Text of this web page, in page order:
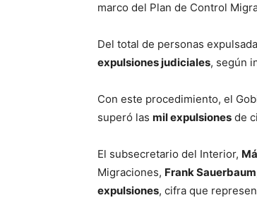
marco del Plan de Control
Del total de personas
expulsiones judiciales, según
Con este procedimiento, el
superó las mil expulsiones de
El subsecretario del Interior,
Migraciones, Frank Sauerbaum
expulsiones, cifra que